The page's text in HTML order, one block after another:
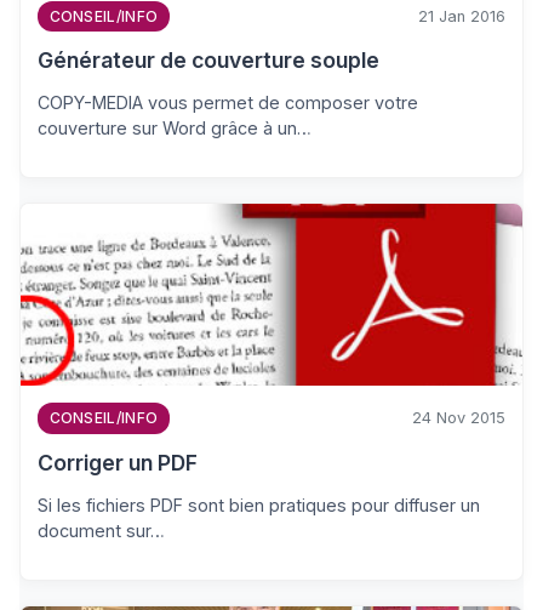
CONSEIL/INFO 21 Jan 2016
Générateur de couverture souple
COPY-MEDIA vous permet de composer votre
couverture sur Word grâce à un…
CONSEIL/INFO 24 Nov 2015
Corriger un PDF
Si les fichiers PDF sont bien pratiques pour diffuser un
document sur…